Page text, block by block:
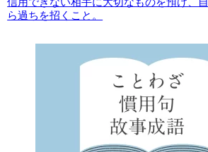
ら過ちを招くこと。